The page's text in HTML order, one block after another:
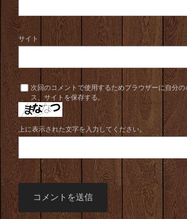
サイト
次回のコメントで使用するためブラウザーに自分
ス、サイトを保存する。
上に表示された文字を入力してください。